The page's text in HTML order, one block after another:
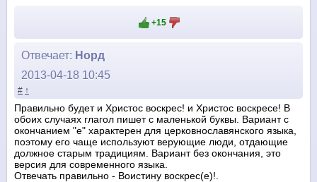
+15
Отвечает: Норд
2013-04-18 10:45
# ↑
Правильно будет и Христос воскрес! и Христос воскресе! В
обоих случаях глагол пишет с маленькой буквы. Вариант с
окончанием "е" характерен для церковнославянского языка,
поэтому его чаще используют верующие люди, отдающие
должное старым традициям. Вариант без окончания, это
версия для современного языка.
Отвечать правильно - Воистину воскрес(е)!.